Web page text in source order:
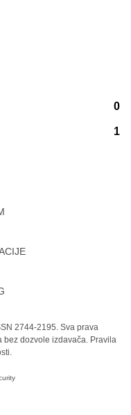
0
1
2744-2195. Sva prava
bez dozvole izdavača. Pravila